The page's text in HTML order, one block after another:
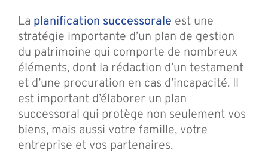
La planification successorale est une
stratégie importante d’un plan de gestion
du patrimoine qui comporte de nombreux
éléments, dont la rédaction d’un testament
et d’une procuration en cas d’incapacité. Il
est important d’élaborer un plan
successoral qui protège non seulement vos
biens, mais aussi votre famille, votre
entreprise et vos partenaires.